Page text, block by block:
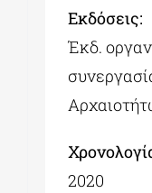
Εκδόσεις:
Έκδ.
2020